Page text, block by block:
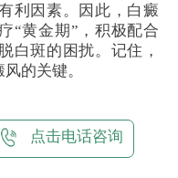
利因素。因此，白癜
“黄金期”，积极配合
白斑的困扰。记住，
的关键。
点击电话咨询